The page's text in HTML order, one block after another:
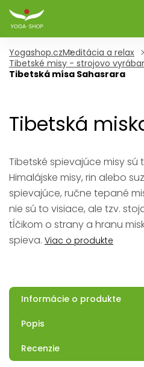
Yogashop.czMeditácia a relax
Tibetské misy - strojovo
Tibetská mísa Sahasrara
Tibetská
Tibetské spievajúce misy sú
Himalájske misy, rin alebo
spievajúce, ručne tepané
nie sú to visiace, ale tzv.
tĺčikom o strany a hranu
spieva. Viac o produkte
Informácie o produkte
Popis
Recenzie